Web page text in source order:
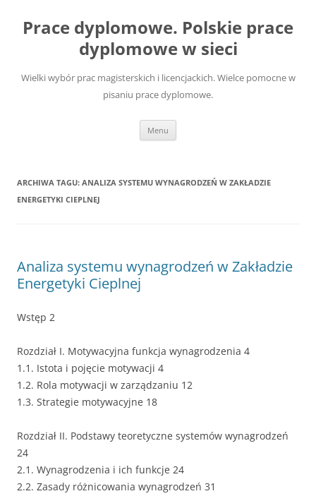
treści
Prace dyplomowe. Polskie prace
dyplomowe w sieci
Wielki wybór prac magisterskich i licencjackich. Wielce pomocne w
pisaniu prace dyplomowe.
Menu
ARCHIWA TAGU: ANALIZA SYSTEMU WYNAGRODZEŃ W ZAKŁADZIE
ENERGETYKI CIEPLNEJ
Analiza systemu wynagrodzeń w Zakładzie
Energetyki Cieplnej
Wstęp 2
Rozdział I. Motywacyjna funkcja wynagrodzenia 4
1.1. Istota i pojęcie motywacji 4
1.2. Rola motywacji w zarządzaniu 12
1.3. Strategie motywacyjne 18
Rozdział II. Podstawy teoretyczne systemów wynagrodzeń
24
2.1. Wynagrodzenia i ich funkcje 24
2.2. Zasady różnicowania wynagrodzeń 31